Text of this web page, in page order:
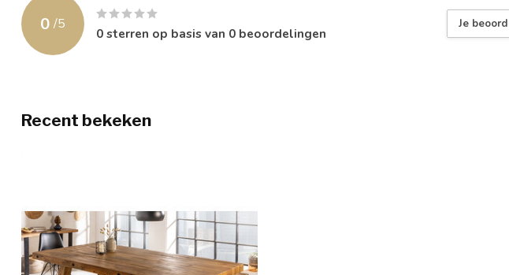
0 /5
0sterren op basis van 0 beoordelingen
Je
Recent bekeken